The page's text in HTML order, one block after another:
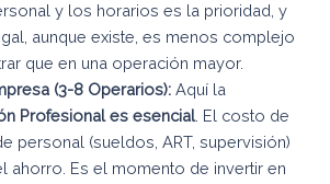
y los horarios es la prioridad, y
aunque existe, es menos complejo
que en una operación mayor.
(3-8 Operarios): Aquí la
Profesional es esencial. El costo de
personal (sueldos, ART, supervisión)
ahorro. Es el momento de invertir en